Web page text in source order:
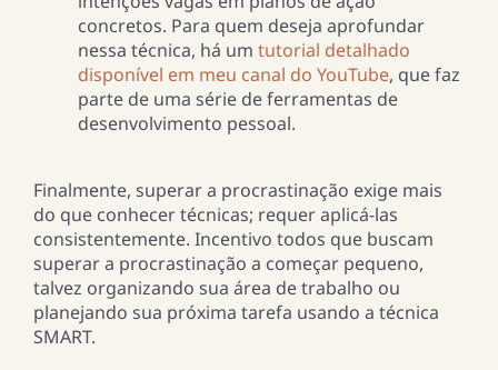
concretos. Para quem deseja aprofundar
nessa técnica, há um tutorial detalhado
disponível em meu canal do YouTube, que faz
parte de uma série de ferramentas de
desenvolvimento pessoal.
Finalmente, superar a procrastinação exige mais
do que conhecer técnicas; requer aplicá-las
consistentemente. Incentivo todos que buscam
superar a procrastinação a começar pequeno,
talvez organizando sua área de trabalho ou
planejando sua próxima tarefa usando a técnica
SMART.